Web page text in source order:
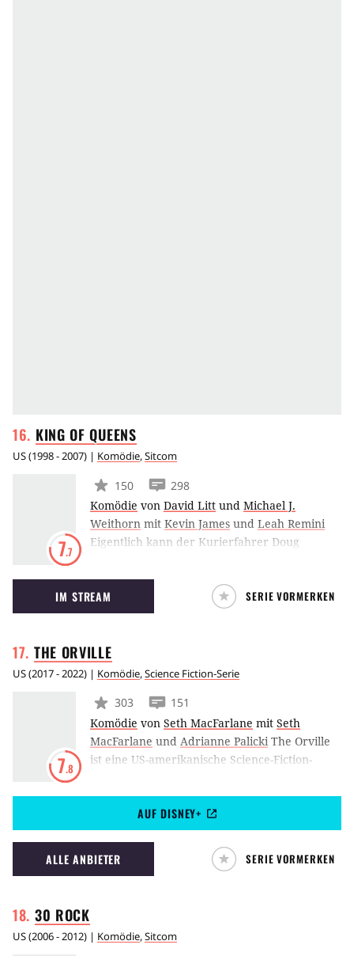
KING OFQUEENS
US(1998 - 2007) | Komödie,Sitcom
7.7
150
298
Komödie von David Litt und Michael J.
Weithorn mit Kevin James und Leah Remini
Eigentlich kann der Kurierfahrer Doug
Frau und ein unkompliziertes Leben – einmal
abgesehen von seinem Schwiegervater
Arthur, der seit dem Tod seiner Frau bei ihm
im Berufsleben erfolgreicher ist als er, sollte
ihm keine Probleme machen – tut es aber.
IM STREAM SERIE VORMERKEN
THE ORVILLE
US(2017 - 2022) | Komödie,Science Fiction-Serie
7.8
303
151
Komödie von Seth MacFarlane mit Seth
MacFarlane und Adrianne Palicki The Orville
ist eine US-amerikanische Science-Fiction-
wurde von Family-Guy-Schöpfer Seth
MacFarlane kreiert und erzählt von den
aufregenden Abenteuern, die die Crew des
Raumschiffs The Orville in den unendlichen
Weiten des Weltraums erlebt.
AUF DISNEY+
ALLE ANBIETER SERIE VORMERKEN
30 ROCK
US(2006 - 2012) | Komödie,Sitcom